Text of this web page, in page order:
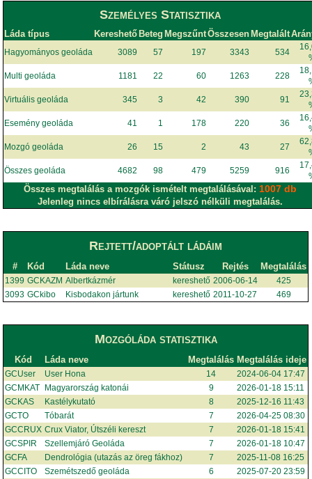
Személyes Statisztika
Láda típus KereshetőBeteg MegszűntÖsszesenMegtalált
Hagyományos geoláda 3089 57 197 3343 534
Multi geoláda
1181 22 60 1263 228
Virtuális geoláda
345 3 42 390 91
Esemény geoláda
41 1 178 220 36
Mozgó geoláda
26 15 2 43 27
Összes geoláda
4682 98 479 5259 916
Összes megtalálás a mozgók ismételt megtalálásával: 1007 db
Jelenleg nincs elbírálásra váró jelszó nélküli megtalálás.
Rejtett/adoptált ládáim
# Kód Láda neve Státusz Rejtés Megtalálás
1399 GCKAZM Albertkázmér kereshető 2006-06-14
425
3093 GCkibo Kisbodakon jártunk kereshető 2011-10-27 469
Mozgóláda statisztika
Kód Láda neve Megtalálás Megtalálás ideje
GCUser User Hona 14
2024-06-04 17:47
GCMKAT Magyarország katonái 9
2026-01-18 15:11
GCKAS
Kastélykutató 8
2025-12-16 11:43
GCTO
Tóbarát 7
2026-04-25 08:30
GCCRUX Crux Viator, Útszéli kereszt 7
2026-01-18 15:41
GCSPIR
Szellemjáró Geoláda 7
2026-01-18 10:47
GCFA
Dendrológia (utazás az öreg fákhoz) 7
2025-11-08 16:25
GCCITO
Szemétszedő geoláda 6
2025-07-20 23:59